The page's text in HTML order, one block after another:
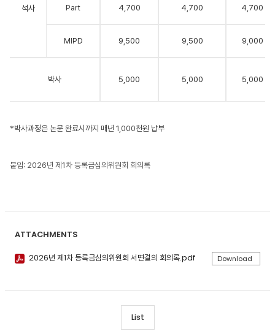
석사 Part 4,700 4,700 4,700
MIPD 9,500 9,500 9,000
박사 5,000 5,000 5,000
*박사과정은 논문 완료시까지 매년 1,000천원 납부
붙임: 2026년 제1차 등록금심의위원회 회의록
ATTACHMENTS
2026년 제1차 등록금심의위원회 서면결의 회의록.pdf Download
List